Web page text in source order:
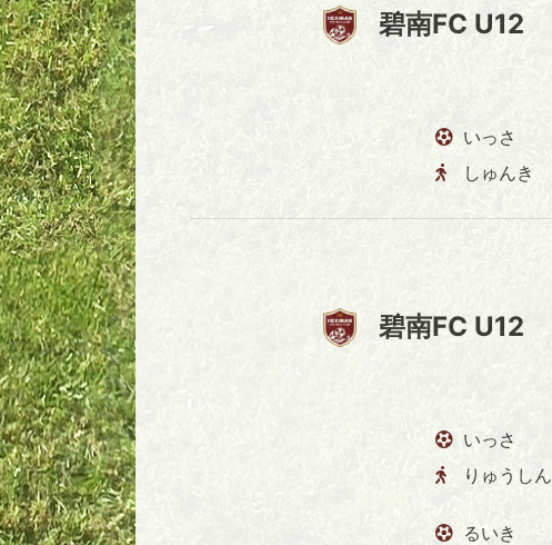
碧南FC U12
いっさ
しゅんき
碧南FC U12
いっさ
りゅうしん
るいき